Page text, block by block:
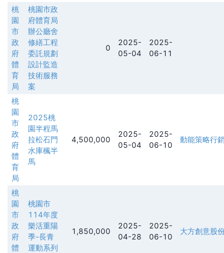
桃
園
市
政
府
體
育
局
桃園市政
府體育局
辦公廳舍
修繕工程
委託規劃
設計監造
技術服務
案
0
2025-
05-04
2025-
06-11
桃
園
市
政
府
體
育
局
2025桃
園半程馬
拉松石門
水庫楓半
馬
4,500,000
2025-
05-04
2025-
06-10
動能策略行
桃
園
市
政
府
體
桃園市
114年度
樂活重陽
季-長青
運動系列
1,850,000
2025-
04-28
2025-
06-10
大方創意股